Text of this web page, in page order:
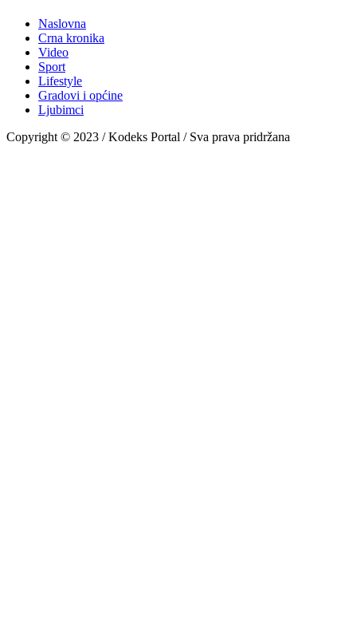
Naslovna
Crna kronika
Video
Sport
Lifestyle
Gradovi i općine
Ljubimci
Copyright © 2023 / Kodeks Portal / Sva prava pridržana